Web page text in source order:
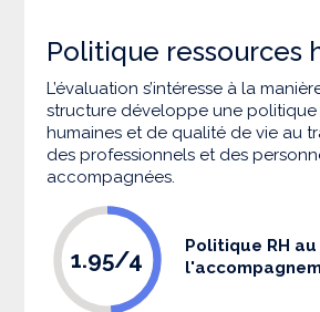
Politique ressources
L’évaluation s’intéresse à la
structure développe une politique
humaines et de qualité de vie au
des professionnels et des
accompagnées.
1.95/4
Politique RH